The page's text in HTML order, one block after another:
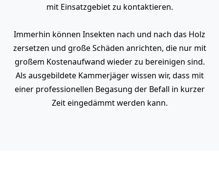
mit Einsatzgebiet zu kontaktieren.
Immerhin können Insekten nach und nach das Holz
zersetzen und große Schäden anrichten, die nur mit
großem Kostenaufwand wieder zu bereinigen sind.
Als ausgebildete Kammerjäger wissen wir, dass mit
einer professionellen Begasung der Befall in kurzer
Zeit eingedämmt werden kann.